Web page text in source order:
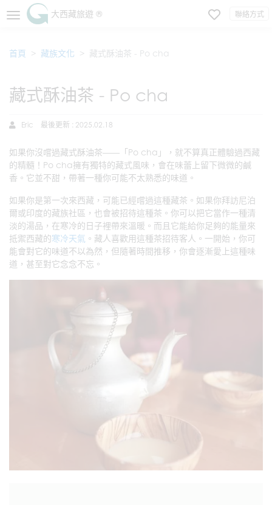
大西藏旅遊 ® 聯絡方式
首頁 藏族文化 藏式酥油茶 - Po cha
藏式酥油茶 - Po cha
Eric 最後更新 : 2025.02.18
如果你沒嚐過藏式酥油茶——「Po cha」，就不算真正體驗過西藏
的精髓！Po cha擁有獨特的藏式風味，會在味蕾上留下微微的鹹
香。它並不甜，帶著一種你可能不太熟悉的味道。
如果你是第一次來西藏，可能已經嚐過這種藏茶。如果你拜訪尼泊
爾或印度的藏族社區，也會被招待這種茶。你可以把它當作一種清
淡的湯品，在寒冷的日子裡帶來溫暖。而且它能給你足夠的能量來
抵禦西藏的寒冷天氣 。藏人喜歡用這種茶招待客人。一開始，你可
能會對它的味道不以為然，但隨著時間推移，你會逐漸愛上這種味
道，甚至對它念念不忘。